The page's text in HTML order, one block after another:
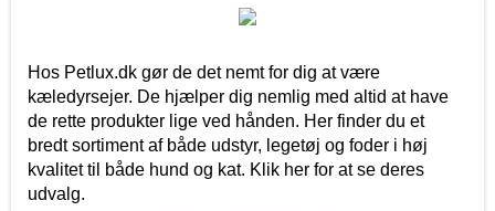
Hos Petlux.dk gør de det nemt for dig at være
kæledyrsejer. De hjælper dig nemlig med altid at have
de rette produkter lige ved hånden. Her finder du et
bredt sortiment af både udstyr, legetøj og foder i høj
kvalitet til både hund og kat. Klik her for at se deres
udvalg.